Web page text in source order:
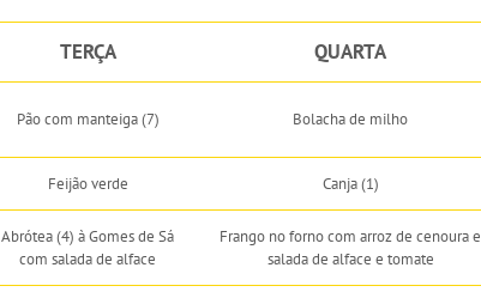
TERÇA QUARTA
Pão com manteiga (7) Bolacha de milho
Feijão verde Canja (1)
Abrótea (4) à Gomes de Sá
com salada de alface
Frango no forno com arroz de cenoura e
salada de alface e tomate